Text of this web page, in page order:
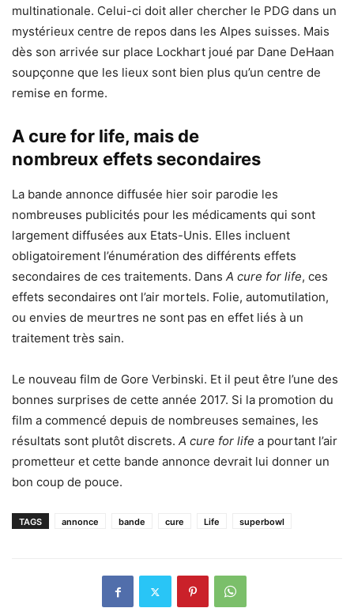
multinationale. Celui-ci doit aller chercher le PDG dans un
mystérieux centre de repos dans les Alpes suisses. Mais
dès son arrivée sur place Lockhart joué par Dane DeHaan
soupçonne que les lieux sont bien plus qu’un centre de
remise en forme.
A cure for life, mais de
nombreux effets secondaires
La bande annonce diffusée hier soir parodie les
nombreuses publicités pour les médicaments qui sont
largement diffusées aux Etats-Unis. Elles incluent
obligatoirement l’énumération des différents effets
secondaires de ces traitements. Dans A cure for life, ces
effets secondaires ont l’air mortels. Folie, automutilation,
ou envies de meurtres ne sont pas en effet liés à un
traitement très sain.
Le nouveau film de Gore Verbinski. Et il peut être l’une des
bonnes surprises de cette année 2017. Si la promotion du
film a commencé depuis de nombreuses semaines, les
résultats sont plutôt discrets. A cure for life a pourtant l’air
prometteur et cette bande annonce devrait lui donner un
bon coup de pouce.
TAGS annonce bande cure Life superbowl